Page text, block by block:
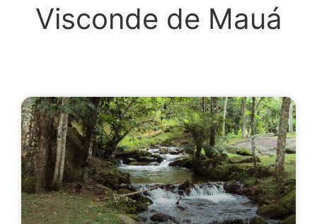
Visconde de Mauá